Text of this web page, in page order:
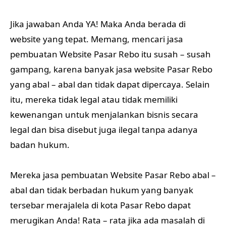
Jika jawaban Anda YA! Maka Anda berada di
website yang tepat. Memang, mencari jasa
pembuatan Website Pasar Rebo itu susah – susah
gampang, karena banyak jasa website Pasar Rebo
yang abal – abal dan tidak dapat dipercaya. Selain
itu, mereka tidak legal atau tidak memiliki
kewenangan untuk menjalankan bisnis secara
legal dan bisa disebut juga ilegal tanpa adanya
badan hukum.
Mereka jasa pembuatan Website Pasar Rebo abal –
abal dan tidak berbadan hukum yang banyak
tersebar merajalela di kota Pasar Rebo dapat
merugikan Anda! Rata – rata jika ada masalah di